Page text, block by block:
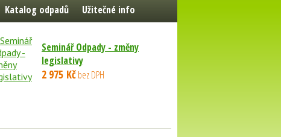
Katalog odpadů Užitečné info
Seminář Odpady - změny
legislativy
2 975 Kčbez DPH